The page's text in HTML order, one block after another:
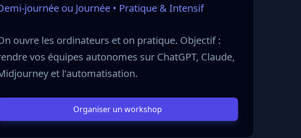
journée ou Journée • Pratique & Intensif
ouvre les ordinateurs et on pratique. Objectif :
vos équipes autonomes sur ChatGPT, Claude,
et l'automatisation.
Organiser un workshop